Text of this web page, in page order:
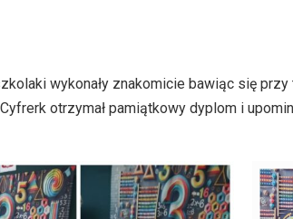
wykonały znakomicie bawiąc się
otrzymał pamiątkowy dyplom i